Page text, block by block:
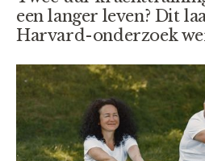
een langer leven? Dit
Harvard-onderzoek